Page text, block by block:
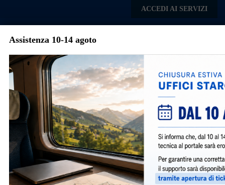
ACCEDI AI SERVIZI
Menu
Torna agli articoli
Avvisi e Notizie
Autorizzazioni Paesaggistiche
751 | marzo 13, 2025 | Notizie |
Assistenza 10-14 agoto